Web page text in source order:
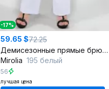
-17%
59.65 $72.25
Демисезонные прямые брюки из джинса и хлопка
Mirolia 195 белый
56
лучшая цена